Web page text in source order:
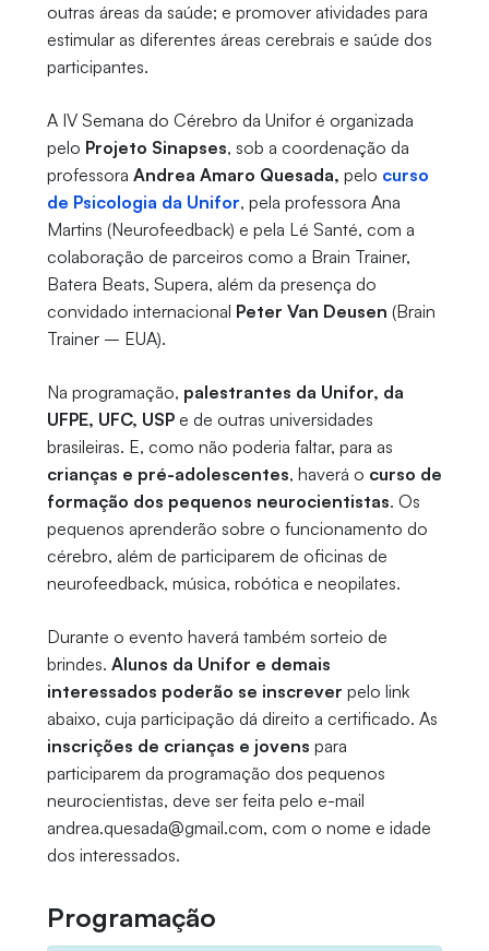
outras áreas da saúde; e promover atividades para
estimular as diferentes áreas cerebrais e saúde dos
participantes.
A IV Semana do Cérebro da Unifor é organizada
pelo Projeto Sinapses, sob a coordenação da
professora Andrea Amaro Quesada, pelo curso
de Psicologia da Unifor, pela professora Ana
Martins (Neurofeedback) e pela Lé Santé, com a
colaboração de parceiros como a Brain Trainer,
Batera Beats, Supera, além da presença do
convidado internacional Peter Van Deusen (Brain
Trainer – EUA).
Na programação, palestrantes da Unifor, da
UFPE, UFC, USPe de outras universidades
brasileiras. E, como não poderia faltar, para as
crianças e pré-adolescentes, haverá o curso de
formação dos pequenos neurocientistas. Os
pequenos aprenderão sobre o funcionamento do
cérebro, além de participarem de oficinas de
neurofeedback, música, robótica e neopilates.
Durante o evento haverá também sorteio de
brindes. Alunos da Unifor e demais
interessados poderão se inscrever pelo link
abaixo, cuja participação dá direito a certificado. As
inscrições de crianças e jovens para
participarem da programação dos pequenos
neurocientistas, deve ser feita pelo e-mail
andrea.quesada@gmail.com, com o nome e idade
dos interessados.
Programação